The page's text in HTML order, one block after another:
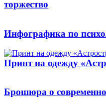
торжество
Инфографика по
Принт на одежду
Брошюра о